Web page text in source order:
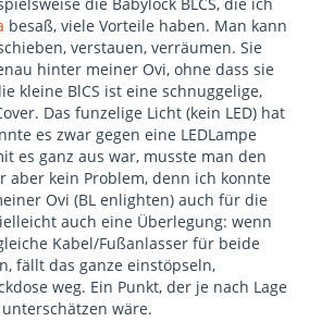
besaß, viele Vorteile haben. Man kann
verstauen, verräumen. Sie
hinter meiner Ovi, ohne dass sie
kleine BlCS ist eine schnuggelige,
Das funzelige Licht (kein LED) hat
es zwar gegen eine LEDLampe
es ganz aus war, musste man den
aber kein Problem, denn ich konnte
Ovi (BL enlighten) auch für die
auch eine Überlegung: wenn
Kabel/Fußanlasser für beide
fällt das ganze einstöpseln,
weg. Ein Punkt, der je nach Lage
wäre.